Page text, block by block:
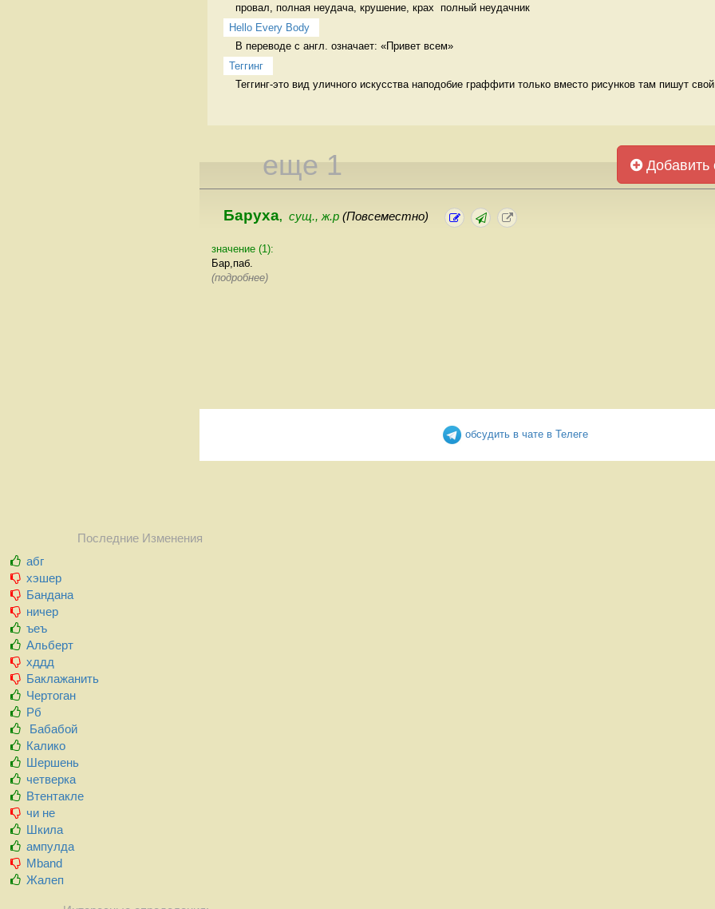
провал, полная неудача, крушение, крах  полный неудачник
Hello Every Body
В переводе с англ. означает: «Привет всем»
Теггинг
Теггинг-это вид уличного искусства наподобие граффити только вместо рисунков там пишут свой
еще 1 Добавить
Баруха, сущ., ж.р (Повсеместно)
значение (1):
Бар,паб.
(подробнее)
обсудить в чате в Телеге
Последние Изменения
абг
хэшер
Бандана
ничер
ъеъ
Альберт
хддд
Баклажанить
Чертоган
Рб
Бабабой
Калико
Шершень
четверка
Втентакле
чи не
Шкила
ампулда
Mband
Жалеп